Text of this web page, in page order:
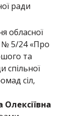
ради
обласної
№ 5/24 «Про
та
спільної
сіл,